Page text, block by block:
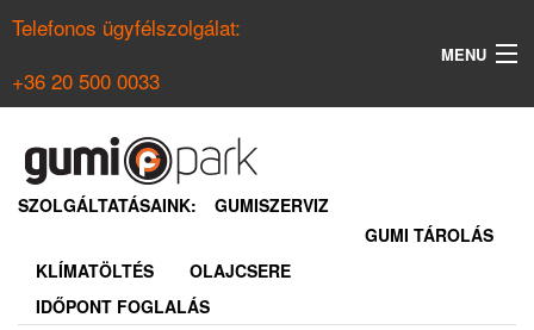
Telefonos ügyfélszolgálat:
+36 20 500 0033
MENU
NYÁRI GUMI KERESŐ
SZOLGÁLTATÁSAINK:
GUMISZERVIZ
GUMI TÁROLÁS
KLÍMATÖLTÉS
OLAJCSERE
IDŐPONT FOGLALÁS